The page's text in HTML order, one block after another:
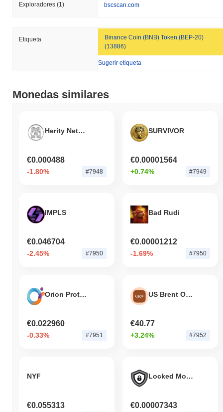
Exploradores (1) bscscan.com
Etiqueta
Binance Coin (BNB) Token (BEP-20)
(13886)
Sugerir etiqueta
Monedas similares
Herity Network
€0.000488
-1.80% #7948
SURVIVOR
€0.00001564
+0.74% #7949
IMPLS
€0.046704
-2.45% #7950
Bad Rudi
€0.00001212
-1.69% #7950
Orion Protocol
€0.022960
-0.33% #7951
US Brent Oil Fund Tokenized Stock (Ondo)
€40.77
+3.24% #7952
NYF
€0.055313
Locked Money
€0.00007343